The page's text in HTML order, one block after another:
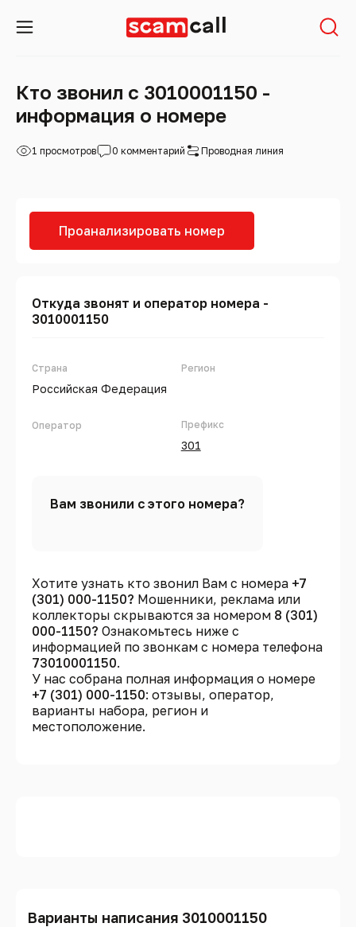
Кто звонил с 3010001150 -
информация о номере
1 просмотров 0 комментарий Проводная линия
Проанализировать номер
Откуда звонят и оператор номера -
3010001150
Страна
Российская Федерация
Оператор
Регион
Префикс
301
Вам звонили с этого номера?
Хотите узнать кто звонил Вам с номера +7
(301) 000-1150? Мошенники, реклама или
коллекторы скрываются за номером 8 (301)
000-1150? Ознакомьтесь ниже с
информацией по звонкам с номера телефона
73010001150.
У нас собрана полная информация о номере
+7 (301) 000-1150: отзывы, оператор,
варианты набора, регион и
местоположение.
Варианты написания 3010001150